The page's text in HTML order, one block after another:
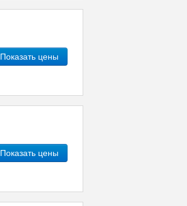
Показать цены
Показать цены